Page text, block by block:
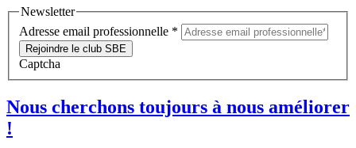
Newsletter
Adresse email professionnelle *
Rejoindre le club SBE
Captcha
Nous cherchons toujours à nous améliorer
!